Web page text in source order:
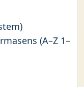
(A–Z 1–